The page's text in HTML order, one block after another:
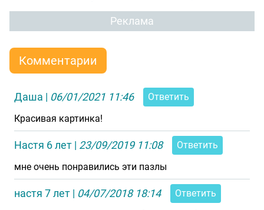
Реклама
Комментарии
Даша | 06/01/2021 11:46
Ответить
Красивая картинка!
Настя 6 лет | 23/09/2019 11:08
Ответить
мне очень понравились эти пазлы
настя 7 лет | 04/07/2018 18:14
Ответить